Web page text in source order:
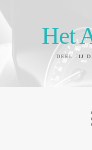
Het
DEEL JIJ